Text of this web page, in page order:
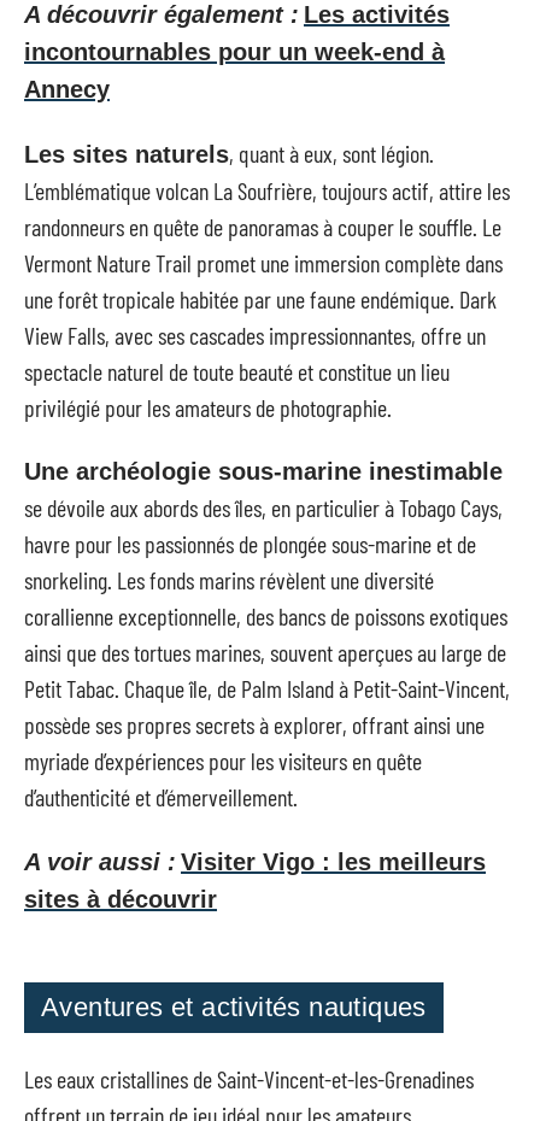
A découvrir également : Les activités
incontournables pour un week-end à
Annecy
Les sites naturels, quant à eux, sont légion.
L’emblématique volcan La Soufrière, toujours actif, attire les
randonneurs en quête de panoramas à couper le souffle. Le
Vermont Nature Trail promet une immersion complète dans
une forêt tropicale habitée par une faune endémique. Dark
View Falls, avec ses cascades impressionnantes, offre un
spectacle naturel de toute beauté et constitue un lieu
privilégié pour les amateurs de photographie.
Une archéologie sous-marine inestimable
se dévoile aux abords des îles, en particulier à Tobago Cays,
havre pour les passionnés de plongée sous-marine et de
snorkeling. Les fonds marins révèlent une diversité
corallienne exceptionnelle, des bancs de poissons exotiques
ainsi que des tortues marines, souvent aperçues au large de
Petit Tabac. Chaque île, de Palm Island à Petit-Saint-Vincent,
possède ses propres secrets à explorer, offrant ainsi une
myriade d’expériences pour les visiteurs en quête
d’authenticité et d’émerveillement.
A voir aussi : Visiter Vigo : les meilleurs
sites à découvrir
Aventures et activités nautiques
Les eaux cristallines de Saint-Vincent-et-les-Grenadines
offrent un terrain de jeu idéal pour les amateurs